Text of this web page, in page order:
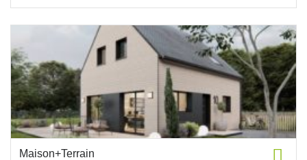
Maison+Terrain